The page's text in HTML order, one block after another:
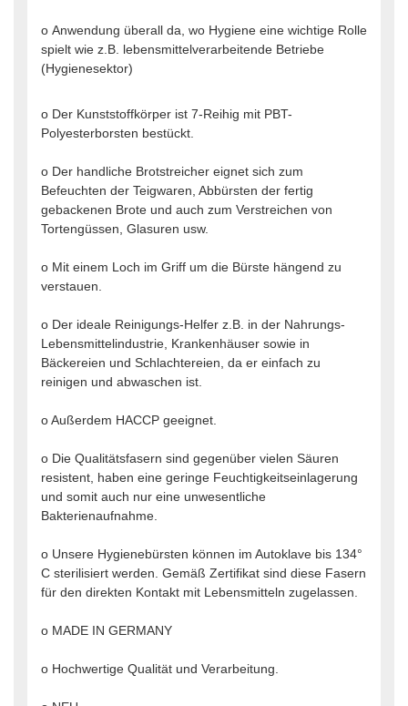
o Anwendung überall da, wo Hygiene eine wichtige Rolle
spielt wie z.B. lebensmittelverarbeitende Betriebe
(Hygienesektor)
o Der Kunststoffkörper ist 7-Reihig mit PBT-
Polyesterborsten bestückt.
o Der handliche Brotstreicher eignet sich zum
Befeuchten der Teigwaren, Abbürsten der fertig
gebackenen Brote und auch zum Verstreichen von
Tortengüssen, Glasuren usw.
o Mit einem Loch im Griff um die Bürste hängend zu
verstauen.
o Der ideale Reinigungs-Helfer z.B. in der Nahrungs-
Lebensmittelindustrie, Krankenhäuser sowie in
Bäckereien und Schlachtereien, da er einfach zu
reinigen und abwaschen ist.
o Außerdem HACCP geeignet.
o Die Qualitätsfasern sind gegenüber vielen Säuren
resistent, haben eine geringe Feuchtigkeitseinlagerung
und somit auch nur eine unwesentliche
Bakterienaufnahme.
o Unsere Hygienebürsten können im Autoklave bis 134°
C sterilisiert werden. Gemäß Zertifikat sind diese Fasern
für den direkten Kontakt mit Lebensmitteln zugelassen.
o MADE IN GERMANY
o Hochwertige Qualität und Verarbeitung.